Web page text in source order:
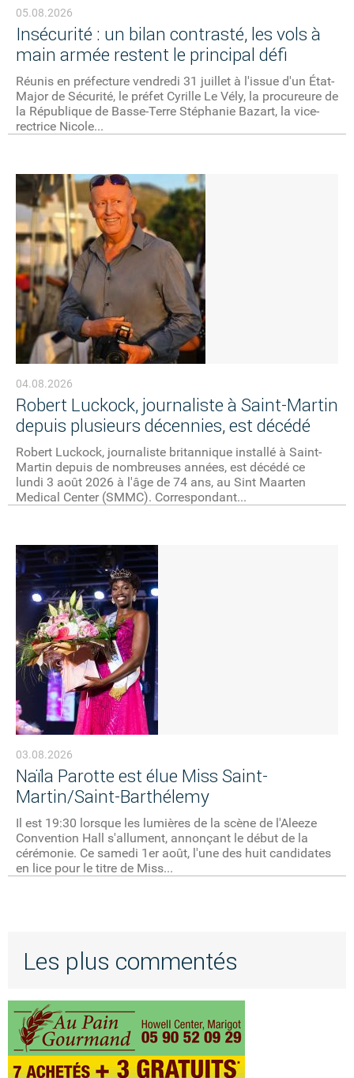
05.08.2026
Insécurité : un bilan contrasté, les vols à
main armée restent le principal défi
Réunis en préfecture vendredi 31 juillet à l'issue d'un État-
Major de Sécurité, le préfet Cyrille Le Vély, la procureure de
la République de Basse-Terre Stéphanie Bazart, la vice-
rectrice Nicole...
04.08.2026
Robert Luckock, journaliste à Saint-Martin
depuis plusieurs décennies, est décédé
Robert Luckock, journaliste britannique installé à Saint-
Martin depuis de nombreuses années, est décédé ce
lundi 3 août 2026 à l'âge de 74 ans, au Sint Maarten
Medical Center (SMMC). Correspondant...
03.08.2026
Naïla Parotte est élue Miss Saint-
Martin/Saint-Barthélemy
Il est 19:30 lorsque les lumières de la scène de l'Aleeze
Convention Hall s'allument, annonçant le début de la
cérémonie. Ce samedi 1er août, l'une des huit candidates
en lice pour le titre de Miss...
Les plus commentés